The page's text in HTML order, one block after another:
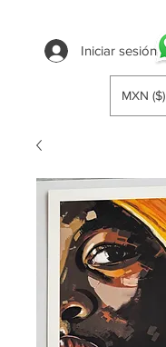
MXN ($)
Iniciar sesión